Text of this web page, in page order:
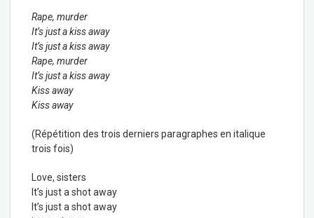
Rape, murder
It’s just a kiss away
It’s just a kiss away
Rape, murder
It’s just a kiss away
Kiss away
Kiss away
(Répétition des trois derniers paragraphes en italique
trois fois)
Love, sisters
It’s just a shot away
It’s just a shot away